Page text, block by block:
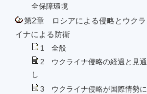
全保障環境
第2章 ロシアによる侵略とウクラ
イナによる防衛
1 全般
2 ウクライナ侵略の経過と見通
し
3 ウクライナ侵略が国際情勢に